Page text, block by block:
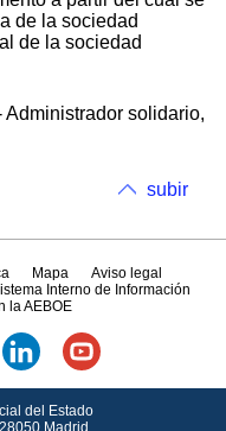
de la sociedad
de la sociedad
Administrador solidario,
subir
Mapa
Aviso legal
Interno de Información
la AEBOE
del Estado
Madrid